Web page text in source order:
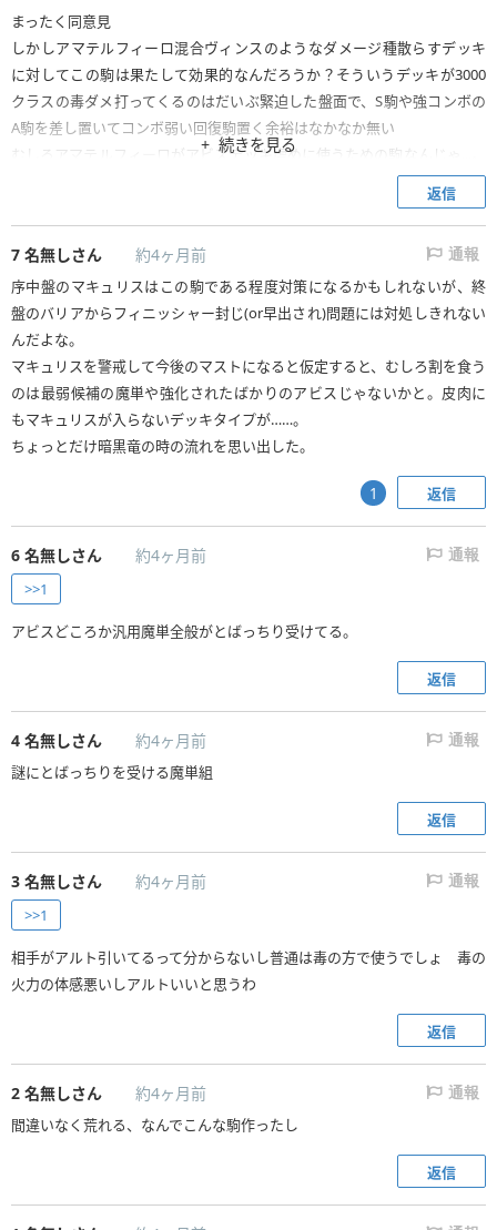
まったく同意見
しかしアマテルフィーロ混合ヴィンスのようなダメージ種散らすデッキ
に対してこの駒は果たして効果的なんだろうか？そういうデッキが3000
クラスの毒ダメ打ってくるのはだいぶ緊迫した盤面で、S駒や強コンボの
A駒を差し置いてコンボ弱い回復駒置く余裕はなかなか無い
むしろアマテルフィーロがアビスデッキ虐めに使うための駒なんじゃ...。
続きを見る
返信
7 名無しさん 約4ヶ月前 通報
序中盤のマキュリスはこの駒である程度対策になるかもしれないが、終
盤のバリアからフィニッシャー封じ(or早出され)問題には対処しきれない
んだよな。
マキュリスを警戒して今後のマストになると仮定すると、むしろ割を食う
のは最弱候補の魔単や強化されたばかりのアビスじゃないかと。皮肉に
もマキュリスが入らないデッキタイプが……。
ちょっとだけ暗黒竜の時の流れを思い出した。
返信
1
6 名無しさん 約4ヶ月前 通報
>>1
アビスどころか汎用魔単全般がとばっちり受けてる。
返信
4 名無しさん 約4ヶ月前 通報
謎にとばっちりを受ける魔単組
返信
3 名無しさん 約4ヶ月前 通報
>>1
相手がアルト引いてるって分からないし普通は毒の方で使うでしょ 毒の
火力の体感悪いしアルトいいと思うわ
返信
2 名無しさん 約4ヶ月前 通報
間違いなく荒れる、なんでこんな駒作ったし
返信